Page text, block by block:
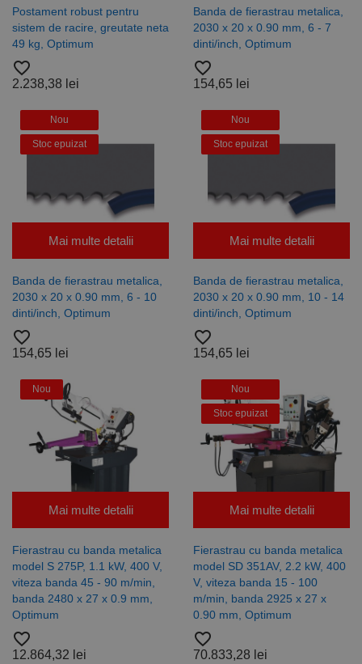
Postament robust pentru
sistem de racire, greutate neta
49 kg, Optimum
favorite_border
2.238,38 lei
Banda de fierastrau metalica,
2030 x 20 x 0.90 mm, 6 - 7
dinti/inch, Optimum
favorite_border
154,65 lei
Nou
Stoc epuizat
Mai multe detalii
Banda de fierastrau metalica,
2030 x 20 x 0.90 mm, 6 - 10
dinti/inch, Optimum
favorite_border
154,65 lei
Nou
Stoc epuizat
Mai multe detalii
Banda de fierastrau metalica,
2030 x 20 x 0.90 mm, 10 - 14
dinti/inch, Optimum
favorite_border
154,65 lei
Nou
Mai multe detalii
Fierastrau cu banda metalica
model S 275P, 1.1 kW, 400 V,
viteza banda 45 - 90 m/min,
banda 2480 x 27 x 0.9 mm,
Optimum
favorite_border
12.864,32 lei
Nou
Stoc epuizat
Mai multe detalii
Fierastrau cu banda metalica
model SD 351AV, 2.2 kW, 400
V, viteza banda 15 - 100
m/min, banda 2925 x 27 x
0.90 mm, Optimum
favorite_border
70.833,28 lei